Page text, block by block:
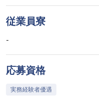
従業員寮
-
応募資格
実務経験者優遇